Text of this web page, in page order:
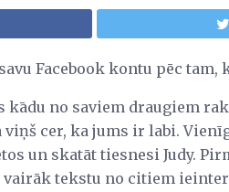
Facebook kontu pēc tam,
kādu no saviem draugiem
cer, ka jums ir labi.
un skatāt tiesnesi Judy.
vairāk tekstu no citiem